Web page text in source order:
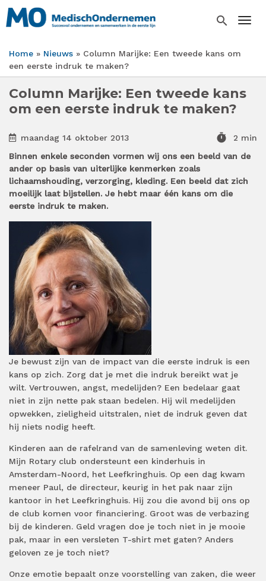
Overslaan
en
inhoud
gaan
search
Kruimelpad
Home Nieuws
Column Marijke: Een tweede kans om
een eerste indruk te maken?
Column Marijke: Een tweede kans
om een eerste indruk te maken?
maandag 14 oktober 2013 timer
2 min
Binnen enkele seconden vormen wij ons een beeld van de
ander op basis van uiterlijke kenmerken zoals
lichaamshouding, verzorging, kleding. Een beeld dat zich
moeilijk laat bijstellen. Je hebt maar één kans om die
eerste indruk te maken.
Je bewust zijn van de impact van die eerste indruk is een
kans op zich. Zorg dat je met die indruk bereikt wat je
wilt. Vertrouwen, angst, medelijden? Een bedelaar gaat
niet in zijn nette pak staan bedelen. Hij wil medelijden
opwekken, zieligheid uitstralen, niet de indruk geven dat
hij niets nodig heeft.
Kinderen aan de rafelrand van de samenleving weten dit.
Mijn Rotary club ondersteunt een kinderhuis in
Amsterdam-Noord, het Leefkringhuis. Op een dag kwam
meneer Paul, de directeur, keurig in het pak naar zijn
kantoor in het Leefkringhuis. Hij zou die avond bij ons op
de club komen voor financiering. Groot was de verbazing
bij de kinderen. Geld vragen doe je toch niet in je mooie
pak, maar in een versleten T-shirt met gaten? Anders
geloven ze je toch niet?
Onze emotie bepaalt onze voorstelling van zaken, die weer